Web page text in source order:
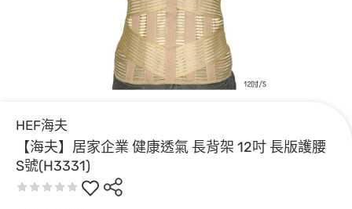
HEF海夫
【海夫】居家企業 健康透氣 長背架 12吋 長版護腰
S號(H3331)